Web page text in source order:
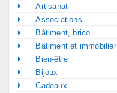
Artisanat
Associations
Bâtiment, brico
Bâtiment et immobilier
Bien-être
Bijoux
Cadeaux